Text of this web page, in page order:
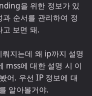
을 위한 정보가 있
순서를 관리하여 정
고 보면 돼.
지는데 왜 ip까지 설명
mss에 대한 설명 시 이
어. 우선 IP 정보에 대
알아볼거야.